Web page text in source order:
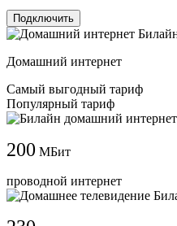
Подключить
Домашний интернет
Самый выгодный тариф
Популярный тариф
200 МБит
проводной интернет